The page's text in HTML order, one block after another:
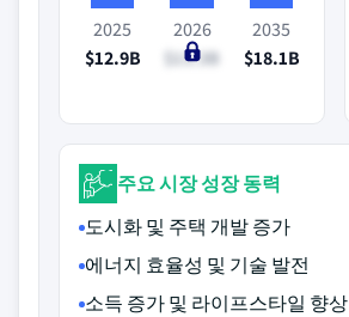
2025
$12.9B
2026
$13.3B
2035
$18.1B
주요 시장 성장 동력
도시화 및 주택 개발 증가
에너지 효율성 및 기술 발전
소득 증가 및 라이프스타일 향상